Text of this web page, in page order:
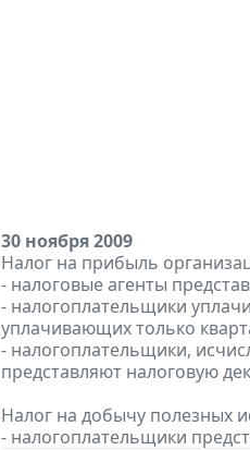
30 ноября 2009
Налог на прибыль
- налоговые агенты
- налогоплательщики
уплачивающих только
- налогоплательщики,
представляют налоговую
Налог на добычу полезных
- налогоплательщики